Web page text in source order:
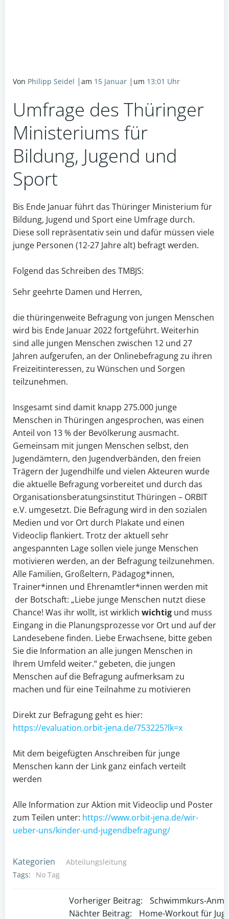
Von Philipp Seidel | am 15 Januar | um 13:01 Uhr
Umfrage des Thüringer
Ministeriums für
Bildung, Jugend und
Sport
Bis Ende Januar führt das Thüringer Ministerium für
Bildung, Jugend und Sport eine Umfrage durch.
Diese soll repräsentativ sein und dafür müssen viele
junge Personen (12-27 Jahre alt) befragt werden.
Folgend das Schreiben des TMBJS:
Sehr geehrte Damen und Herren,
die thüringenweite Befragung von jungen Menschen
wird bis Ende Januar 2022 fortgeführt. Weiterhin
sind alle jungen Menschen zwischen 12 und 27
Jahren aufgerufen, an der Onlinebefragung zu ihren
Freizeitinteressen, zu Wünschen und Sorgen
teilzunehmen.
Insgesamt sind damit knapp 275.000 junge
Menschen in Thüringen angesprochen, was einen
Anteil von 13 % der Bevölkerung ausmacht.
Gemeinsam mit jungen Menschen selbst, den
Jugendämtern, den Jugendverbänden, den freien
Trägern der Jugendhilfe und vielen Akteuren wurde
die aktuelle Befragung vorbereitet und durch das
Organisationsberatungsinstitut Thüringen – ORBIT
e.V. umgesetzt. Die Befragung wird in den sozialen
Medien und vor Ort durch Plakate und einen
Videoclip flankiert. Trotz der aktuell sehr
angespannten Lage sollen viele junge Menschen
motivieren werden, an der Befragung teilzunehmen.
Alle Familien, Großeltern, Pädagog*innen,
Trainer*innen und Ehrenamtler*innen werden mit
der Botschaft: „Liebe junge Menschen nutzt diese
Chance! Was ihr wollt, ist wirklich wichtig und muss
Eingang in die Planungsprozesse vor Ort und auf der
Landesebene finden. Liebe Erwachsene, bitte geben
Sie die Information an alle jungen Menschen in
Ihrem Umfeld weiter.“ gebeten, die jungen
Menschen auf die Befragung aufmerksam zu
machen und für eine Teilnahme zu motivieren
Direkt zur Befragung geht es hier:
https://evaluation.orbit-jena.de/753225?lk=x
Mit dem beigefügten Anschreiben für junge
Menschen kann der Link ganz einfach verteilt
werden
Alle Information zur Aktion mit Videoclip und Poster
zum Teilen unter: https://www.orbit-jena.de/wir-
ueber-uns/kinder-und-jugendbefragung/
Kategorien
Abteilungsleitung
Tags:
No Tag
Post
Vorheriger Beitrag: Schwimmkurs-
Nächter Beitrag: Home-Workout für